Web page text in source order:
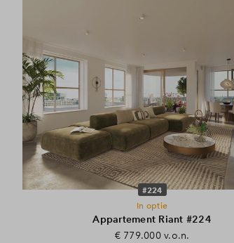
1E Erratum
Juridisch stuk
Akte Van
Juridisch stuk
Model Akte
#224
In optie
Appartement Riant #224
€ 779.000 v.o.n.